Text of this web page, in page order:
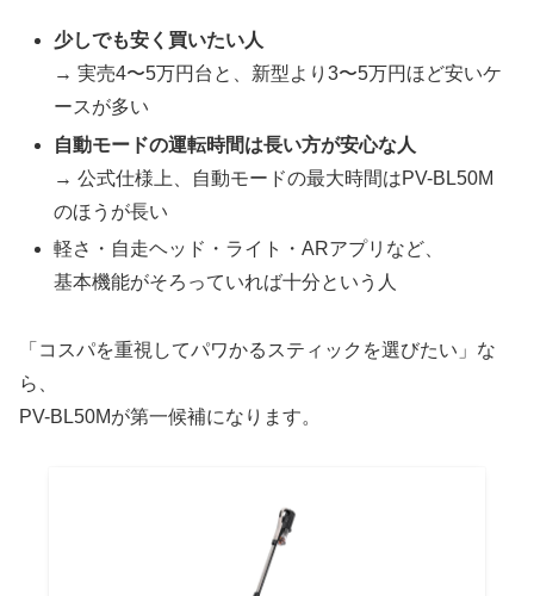
少しでも安く買いたい人
→ 実売4〜5万円台と、新型より3〜5万円ほど安いケ
ースが多い
自動モードの運転時間は長い方が安心な人
→ 公式仕様上、自動モードの最大時間はPV-BL50M
のほうが長い
軽さ・自走ヘッド・ライト・ARアプリなど、
基本機能がそろっていれば十分という人
「コスパを重視してパワかるスティックを選びたい」な
ら、
PV-BL50Mが第一候補になります。